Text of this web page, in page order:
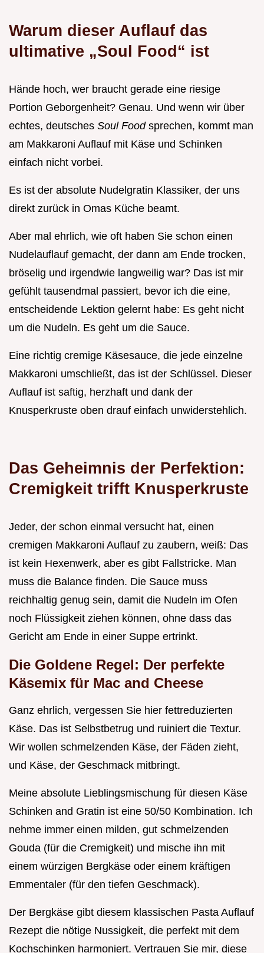
Warum dieser Auflauf das
ultimative „Soul Food“ ist
Hände hoch, wer braucht gerade eine riesige
Portion Geborgenheit? Genau. Und wenn wir über
echtes, deutsches Soul Food sprechen, kommt man
am Makkaroni Auflauf mit Käse und Schinken
einfach nicht vorbei.
Es ist der absolute Nudelgratin Klassiker, der uns
direkt zurück in Omas Küche beamt.
Aber mal ehrlich, wie oft haben Sie schon einen
Nudelauflauf gemacht, der dann am Ende trocken,
bröselig und irgendwie langweilig war? Das ist mir
gefühlt tausendmal passiert, bevor ich die eine,
entscheidende Lektion gelernt habe: Es geht nicht
um die Nudeln. Es geht um die Sauce.
Eine richtig cremige Käsesauce, die jede einzelne
Makkaroni umschließt, das ist der Schlüssel. Dieser
Auflauf ist saftig, herzhaft und dank der
Knusperkruste oben drauf einfach unwiderstehlich.
Das Geheimnis der Perfektion:
Cremigkeit trifft Knusperkruste
Jeder, der schon einmal versucht hat, einen
cremigen Makkaroni Auflauf zu zaubern, weiß: Das
ist kein Hexenwerk, aber es gibt Fallstricke. Man
muss die Balance finden. Die Sauce muss
reichhaltig genug sein, damit die Nudeln im Ofen
noch Flüssigkeit ziehen können, ohne dass das
Gericht am Ende in einer Suppe ertrinkt.
Die Goldene Regel: Der perfekte
Käsemix für Mac and Cheese
Ganz ehrlich, vergessen Sie hier fettreduzierten
Käse. Das ist Selbstbetrug und ruiniert die Textur.
Wir wollen schmelzenden Käse, der Fäden zieht,
und Käse, der Geschmack mitbringt.
Meine absolute Lieblingsmischung für diesen Käse
Schinken and Gratin ist eine 50/50 Kombination. Ich
nehme immer einen milden, gut schmelzenden
Gouda (für die Cremigkeit) und mische ihn mit
einem würzigen Bergkäse oder einem kräftigen
Emmentaler (für den tiefen Geschmack).
Der Bergkäse gibt diesem klassischen Pasta Auflauf
Rezept die nötige Nussigkeit, die perfekt mit dem
Kochschinken harmoniert. Vertrauen Sie mir, diese